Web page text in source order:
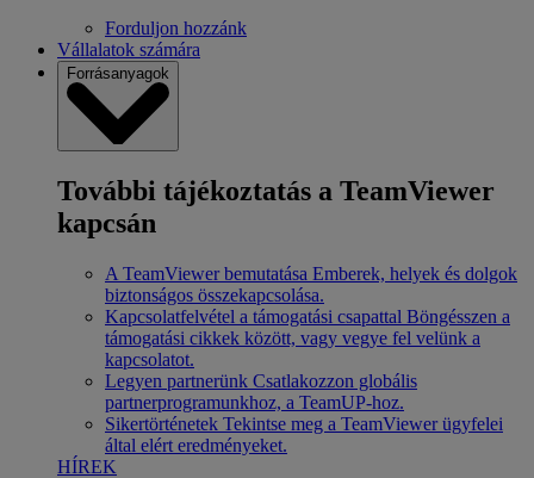
Forduljon hozzánk
Vállalatok számára
Forrásanyagok
További tájékoztatás a TeamViewer
kapcsán
A TeamViewer bemutatása Emberek, helyek és dolgok
biztonságos összekapcsolása.
Kapcsolatfelvétel a támogatási csapattal Böngésszen a
támogatási cikkek között, vagy vegye fel velünk a
kapcsolatot.
Legyen partnerünk Csatlakozzon globális
partnerprogramunkhoz, a TeamUP-hoz.
Sikertörténetek Tekintse meg a TeamViewer ügyfelei
által elért eredményeket.
HÍREK